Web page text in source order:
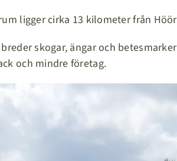
ligger cirka 13 kilometer från
skogar, ängar och
och mindre företag.